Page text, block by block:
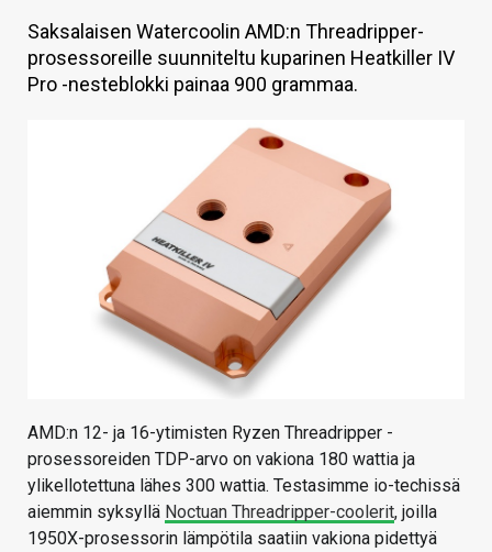
HINTA.FI
KAUPPA
Saksalaisen Watercoolin AMD:n Threadripper-
prosessoreille suunniteltu kuparinen Heatkiller IV
Pro -nesteblokki painaa 900 grammaa.
AMD:n 12- ja 16-ytimisten Ryzen Threadripper -
prosessoreiden TDP-arvo on vakiona 180 wattia ja
ylikellotettuna lähes 300 wattia. Testasimme io-techissä
aiemmin syksyllä Noctuan Threadripper-coolerit, joilla
1950X-prosessorin lämpötila saatiin vakiona pidettyä